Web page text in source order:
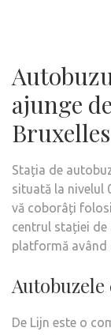
ajunge
Bruxelles
Stația de
situată la nivelul
vă coborâți
centrul stației
platformă având
De Lijn este o